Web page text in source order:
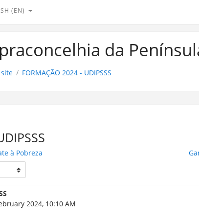
‎(EN)‎
da
FORMAÇÃO 2024 - UDIPSSS
à Pobreza
2024, 10:10 AM